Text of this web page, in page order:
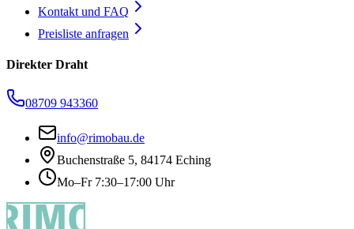
Kontakt und FAQ
Preisliste anfragen
Direkter Draht
08709 943360
info@rimobau.de
Buchenstraße 5, 84174 Eching
Mo–Fr 7:30–17:00 Uhr